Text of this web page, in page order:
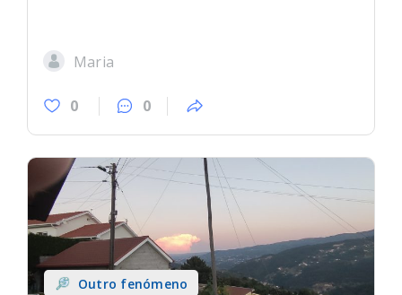
Maria
0 0
Outro fenómeno